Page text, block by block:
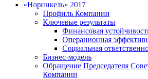
«Норникель» 2017
Профиль Компании
Ключевые результаты
Финансовая
Операционная
Социальная
Бизнес-модель
Обращение Председателя
Компании